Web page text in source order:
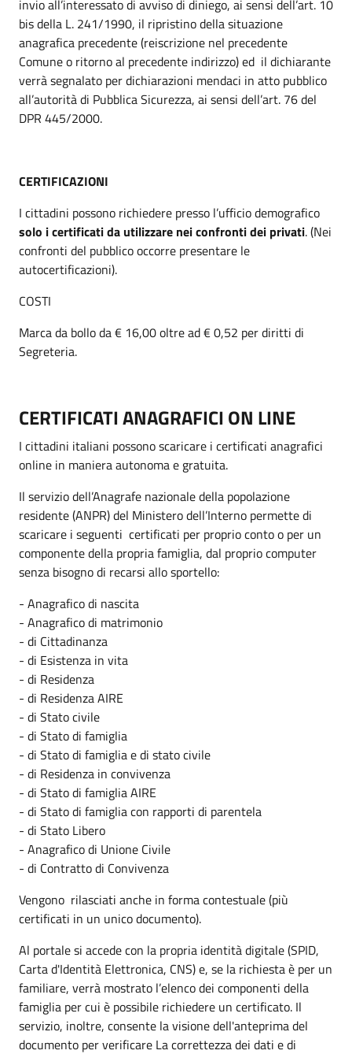
invio all’interessato di avviso di diniego, ai sensi dell’art. 10
bis della L. 241/1990, il ripristino della situazione
anagrafica precedente (reiscrizione nel precedente
Comune o ritorno al precedente indirizzo) ed il dichiarante
verrà segnalato per dichiarazioni mendaci in atto pubblico
all’autorità di Pubblica Sicurezza, ai sensi dell’art. 76 del
DPR 445/2000.
CERTIFICAZIONI
I cittadini possono richiedere presso l’ufficio demografico
solo i certificati da utilizzare nei confronti dei privati. (Nei
confronti del pubblico occorre presentare le
autocertificazioni).
COSTI
Marca da bollo da € 16,00 oltre ad € 0,52 per diritti di
Segreteria.
CERTIFICATI ANAGRAFICI ON LINE
I cittadini italiani possono scaricare i certificati anagrafici
online in maniera autonoma e gratuita.
Il servizio dell’Anagrafe nazionale della popolazione
residente (ANPR) del Ministero dell’Interno permette di
scaricare i seguenti certificati per proprio conto o per un
componente della propria famiglia, dal proprio computer
senza bisogno di recarsi allo sportello:
- Anagrafico di nascita
- Anagrafico di matrimonio
- di Cittadinanza
- di Esistenza in vita
- di Residenza
- di Residenza AIRE
- di Stato civile
- di Stato di famiglia
- di Stato di famiglia e di stato civile
- di Residenza in convivenza
- di Stato di famiglia AIRE
- di Stato di famiglia con rapporti di parentela
- di Stato Libero
- Anagrafico di Unione Civile
- di Contratto di Convivenza
Vengono rilasciati anche in forma contestuale (più
certificati in un unico documento).
Al portale si accede con la propria identità digitale (SPID,
Carta d'Identità Elettronica, CNS) e, se la richiesta è per un
familiare, verrà mostrato l’elenco dei componenti della
famiglia per cui è possibile richiedere un certificato. Il
servizio, inoltre, consente la visione dell'anteprima del
documento per verificare La correttezza dei dati e di